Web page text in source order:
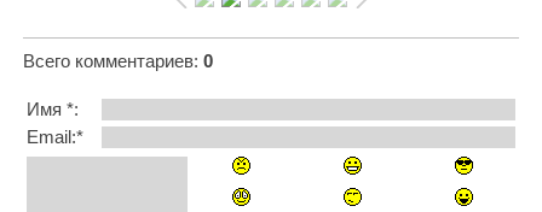
Всего комментариев: 0
Имя *:
Email:*